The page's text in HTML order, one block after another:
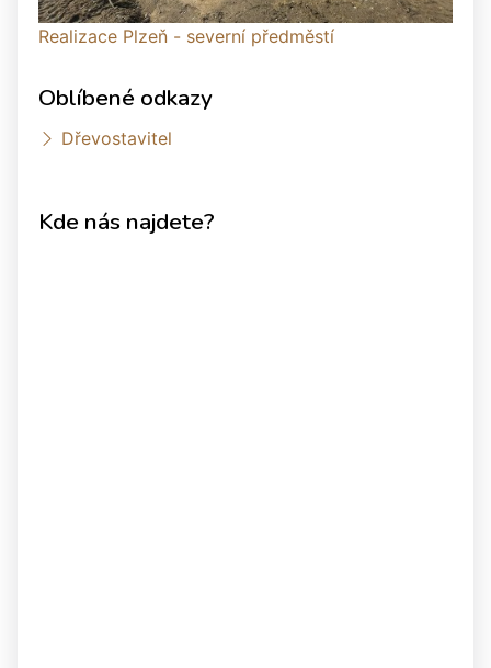
Realizace Plzeň - severní předměstí
Oblíbené odkazy
Dřevostavitel
Kde nás najdete?